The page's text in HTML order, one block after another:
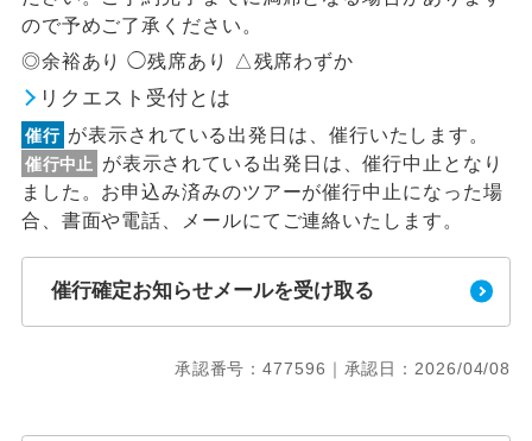
ので予めご了承ください。
◎余裕あり ◯残席あり △残席わずか
リクエスト受付とは
催行 が表示されている出発日は、催行いたします。
催行中止
が表示されている出発日は、催行中止となり
ました。お申込み済みのツアーが催行中止になった場
合、書面や電話、メールにてご連絡いたします。
催行確定お知らせメールを受け取る
承認番号：477596｜承認日：2026/04/08